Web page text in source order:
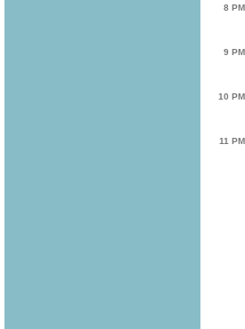
8 PM
9 PM
10 PM
11 PM